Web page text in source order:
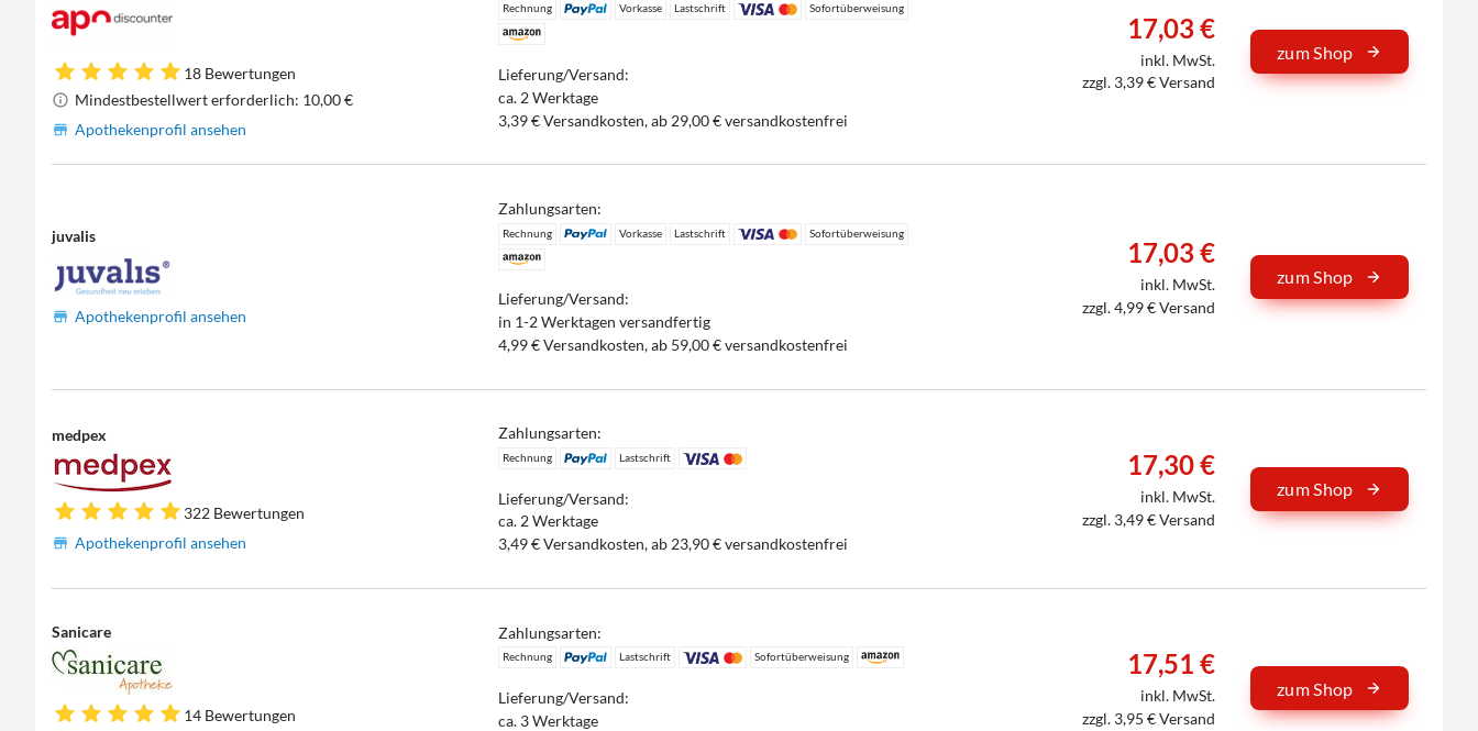
18 Bewertungen
Mindestbestellwert erforderlich: 10,00 €
Apothekenprofil ansehen
Rechnung Vorkasse Lastschrift Sofortüberweisung
Lieferung/Versand:
ca. 2 Werktage
3,39 € Versandkosten, ab 29,00 € versandkostenfrei
17,03 €
inkl. MwSt.
zzgl. 3,39 € Versand
zum Shop
juvalis
Apothekenprofil ansehen
Zahlungsarten:
Rechnung Vorkasse Lastschrift Sofortüberweisung
Lieferung/Versand:
in 1-2 Werktagen versandfertig
4,99 € Versandkosten, ab 59,00 € versandkostenfrei
17,03 €
inkl. MwSt.
zzgl. 4,99 € Versand
zum Shop
medpex
322 Bewertungen
Apothekenprofil ansehen
Zahlungsarten:
Rechnung Lastschrift
Lieferung/Versand:
ca. 2 Werktage
3,49 € Versandkosten, ab 23,90 € versandkostenfrei
17,30 €
inkl. MwSt.
zzgl. 3,49 € Versand
zum Shop
Sanicare
14 Bewertungen
Zahlungsarten:
Rechnung Lastschrift Sofortüberweisung
Lieferung/Versand:
ca. 3 Werktage
17,51 €
inkl. MwSt.
zzgl. 3,95 € Versand
zum Shop